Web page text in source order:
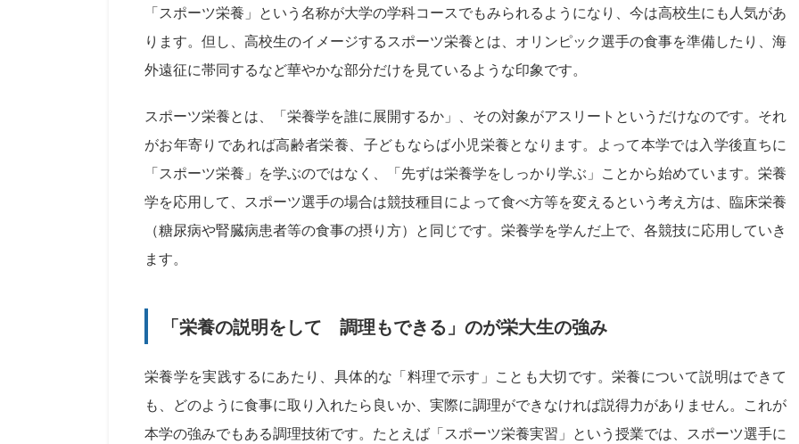
「スポーツ栄養」という名称が大学の学科コースでもみられるようになり、今は高校生にも人気があ
ります。但し、高校生のイメージするスポーツ栄養とは、オリンピック選手の食事を準備したり、海
外遠征に帯同するなど華やかな部分だけを見ているような印象です。
スポーツ栄養とは、「栄養学を誰に展開するか」、その対象がアスリートというだけなのです。それ
がお年寄りであれば高齢者栄養、子どもならば小児栄養となります。よって本学では入学後直ちに
「スポーツ栄養」を学ぶのではなく、「先ずは栄養学をしっかり学ぶ」ことから始めています。栄養
学を応用して、スポーツ選手の場合は競技種目によって食べ方等を変えるという考え方は、臨床栄養
（糖尿病や腎臓病患者等の食事の摂り方）と同じです。栄養学を学んだ上で、各競技に応用していき
ます。
「栄養の説明をして 調理もできる」のが栄大生の強み
栄養学を実践するにあたり、具体的な「料理で示す」ことも大切です。栄養について説明はできて
も、どのように食事に取り入れたら良いか、実際に調理ができなければ説得力がありません。これが
本学の強みでもある調理技術です。たとえば「スポーツ栄養実習」という授業では、スポーツ選手に